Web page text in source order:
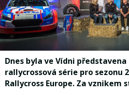
Dnes byla ve Vídni
rallycrossová série pro sezonu
Rallycross Europe. Za vznikem